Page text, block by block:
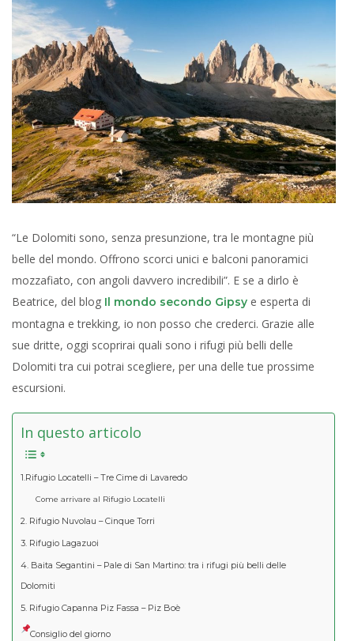
“Le Dolomiti sono, senza presunzione, tra le montagne più
belle del mondo. Offrono scorci unici e balconi panoramici
mozzafiato, con angoli davvero incredibili”. E se a dirlo è
Beatrice, del blog Il mondo secondo Gipsy e esperta di
montagna e trekking, io non posso che crederci. Grazie alle
sue dritte, oggi scoprirai quali sono i rifugi più belli delle
Dolomiti tra cui potrai scegliere, per una delle tue prossime
escursioni.
In questo articolo
1.Rifugio Locatelli – Tre Cime di Lavaredo
Come arrivare al Rifugio Locatelli
2. Rifugio Nuvolau – Cinque Torri
3. Rifugio Lagazuoi
4. Baita Segantini – Pale di San Martino: tra i rifugi più belli delle
Dolomiti
5. Rifugio Capanna Piz Fassa – Piz Boè
Consiglio del giorno